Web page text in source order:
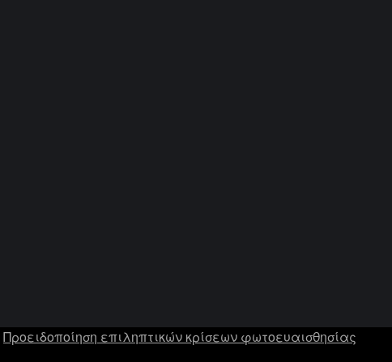
Προειδοποίηση επιληπτικών κρίσεων φωτοευαισθησίας